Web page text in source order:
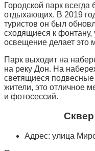
Городской парк
отдыхающих. В 2019
туристов он был
сходящиеся к
освещение делает это
Парк выходит на
на реку Дон. На
светящиеся подвесные
жители, это отличное
и фотосессий.
Сквер
Адрес: улица